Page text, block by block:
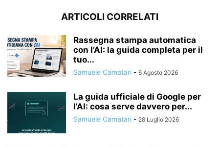
ARTICOLI CORRELATI
Rassegna stampa automatica
con l’AI: la guida completa per il
tuo...
Samuele Camatari - 6 Agosto 2026
La guida ufficiale di Google per
l’AI: cosa serve davvero per...
Samuele Camatari - 28 Luglio 2026